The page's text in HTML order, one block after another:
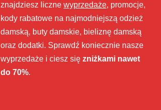
znajdziesz liczne wyprzedaże, promocje,
kody rabatowe na najmodniejszą odzież
damską, buty damskie, bieliznę damską
oraz dodatki. Sprawdź koniecznie nasze
wyprzedaże i ciesz się zniżkami nawet
do 70%.